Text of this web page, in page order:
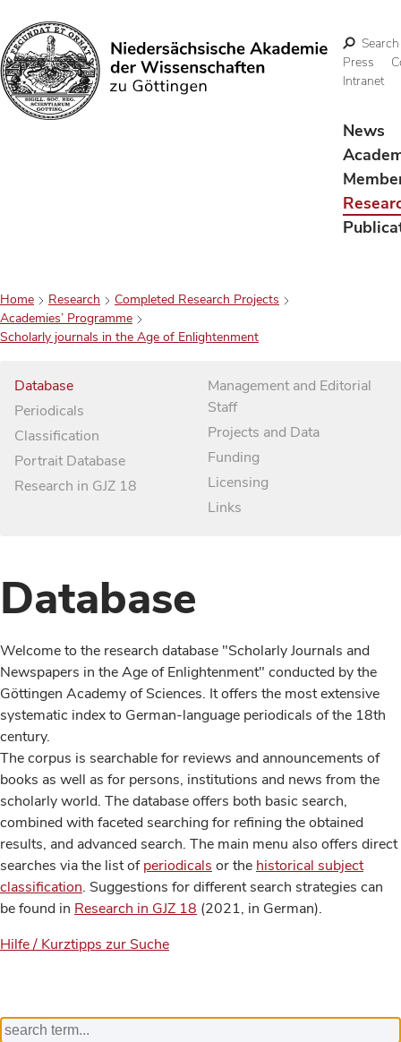
Search
Search
Press
Intranet
News
Home Research
Completed Research Projects
Academies’ Programme
Scholarly journals in the Age of Enlightenment
Database
Periodicals
Classification
Portrait Database
Research in GJZ 18
Management and Editorial
Staff
Projects and Data
Funding
Licensing
Links
Database
Welcome to the research database "Scholarly Journals and
Newspapers in the Age of Enlightenment" conducted by the
Göttingen Academy of Sciences. It offers the most extensive
systematic index to German-language periodicals of the 18th
century.
The corpus is searchable for reviews and announcements of
books as well as for persons, institutions and news from the
scholarly world. The database offers both basic search,
combined with faceted searching for refining the obtained
results, and advanced search. The main menu also offers direct
searches via the list ofperiodicals or the historical subject
classification. Suggestions for different search strategies can
be found in Research in GJZ 18 (2021, in German).
Hilfe / Kurztipps zur Suche